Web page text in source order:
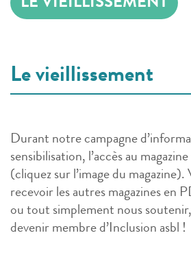
LE VIEILLISSEMENT
Le vieillissement
Durant notre campagne
sensibilisation, l’accès au
(cliquez sur l’image du magazine).
recevoir les autres magazines en
ou tout simplement nous soutenir,
devenir membre d’Inclusion asbl !